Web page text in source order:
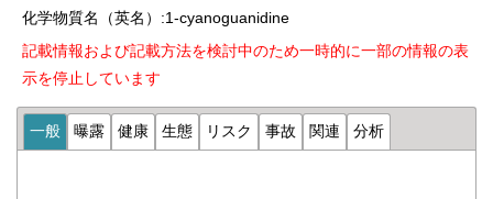
化学物質名（英名）:1-cyanoguanidine
記載情報および記載方法を検討中のため一時的に一部の情報の表
示を停止しています
一般 曝露 健康 生態 リスク 事故 関連 分析